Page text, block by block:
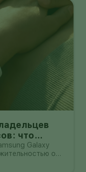
что
Galaxy
от